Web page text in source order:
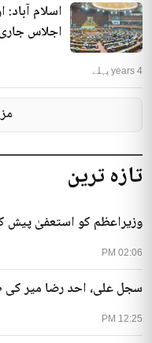
تازہ ترین
02:06 PM
وزیراعظم کو استعفیٰ پیش
12:25 PM
سجل علی، احد رضا میر کی
اسلام
اجلاس جاری
4 years پہلے